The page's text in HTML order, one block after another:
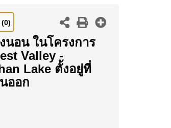
(0)
นอน ในโครงการ
Valley -
Lake ตั้งอยู่ที่
ออก